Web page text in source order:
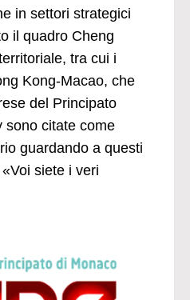
in settori strategici
il quadro Cheng
tra cui i
Kong-Macao, che
del Principato
sono citate come
guardando a questi
siete i veri